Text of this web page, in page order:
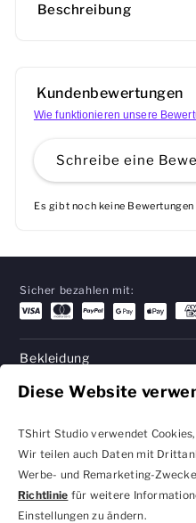
Diese Website
TShirt Studio verwendet
Wir teilen auch Daten mit
Werbe- und Remarketing-
Richtlinie für weitere
Einstellungen zu ändern.
Beschreibung
Kundenbewertungen
Wie funktionieren unsere
Schreibe eine
Es gibt noch keine Bewertungen
Sicher bezahlen mit:
Bekleidung
Geschenke
Hilfe
Datenschutzbestimmungen